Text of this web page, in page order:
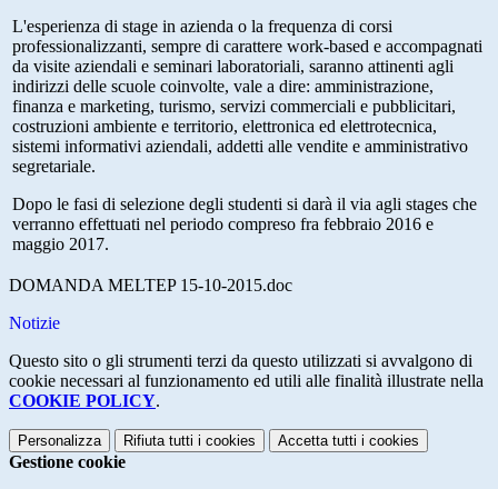
L'esperienza di stage in azienda o la frequenza di corsi
professionalizzanti, sempre di carattere work-based e accompagnati
da visite aziendali e seminari laboratoriali, saranno attinenti agli
indirizzi delle scuole coinvolte, vale a dire: amministrazione,
finanza e marketing, turismo, servizi commerciali e pubblicitari,
costruzioni ambiente e territorio, elettronica ed elettrotecnica,
sistemi informativi aziendali, addetti alle vendite e amministrativo
segretariale.
Dopo le fasi di selezione degli studenti si darà il via agli stages che
verranno effettuati nel periodo compreso fra febbraio 2016 e
maggio 2017.
DOMANDA MELTEP 15-10-2015.doc
Notizie
Questo sito o gli strumenti terzi da questo utilizzati si avvalgono di
cookie necessari al funzionamento ed utili alle finalità illustrate nella
COOKIE POLICY.
Personalizza Rifiuta tutti i cookies Accetta tutti i cookies
Gestione cookie